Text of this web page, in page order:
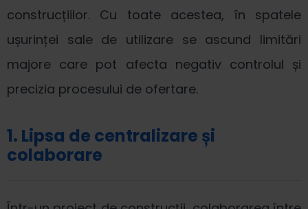
construcțiilor. Cu toate acestea, în spatele
ușurinței sale de utilizare se ascund limitări
majore care pot afecta negativ controlul și
precizia procesului de ofertare.
1. Lipsa de centralizare și
colaborare